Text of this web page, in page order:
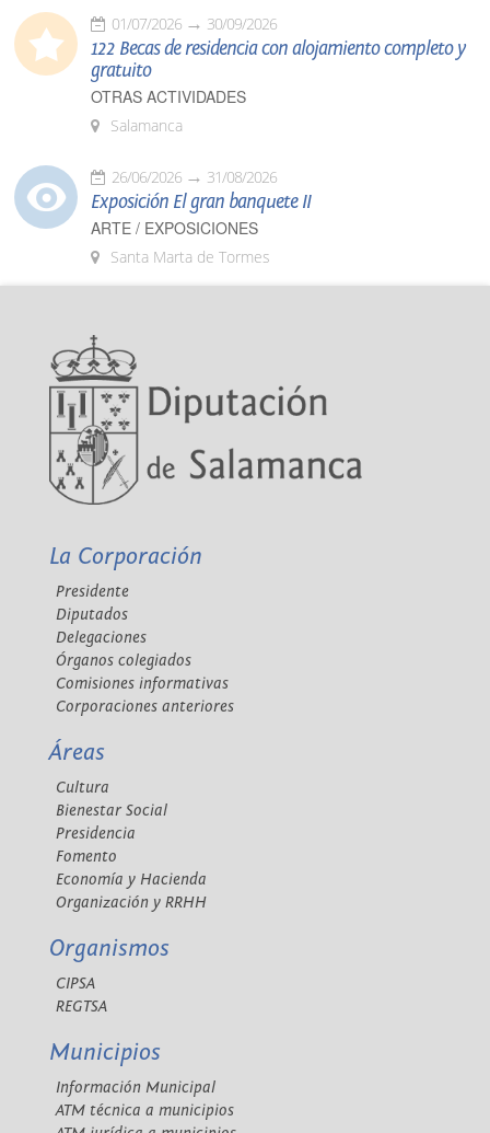
01/07/2026 30/09/2026
122 Becas de residencia con alojamiento completo y
gratuito
OTRAS ACTIVIDADES
Salamanca
26/06/2026 31/08/2026
Exposición El gran banquete II
ARTE / EXPOSICIONES
Santa Marta de Tormes
La Corporación
Presidente
Diputados
Delegaciones
Órganos colegiados
Comisiones informativas
Corporaciones anteriores
Áreas
Cultura
Bienestar Social
Presidencia
Fomento
Economía y Hacienda
Organización y RRHH
Organismos
CIPSA
REGTSA
Municipios
Información Municipal
ATM técnica a municipios